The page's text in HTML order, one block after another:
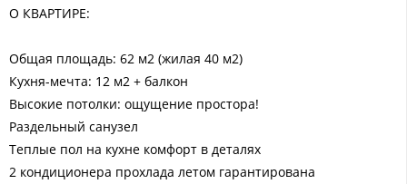
О КВАРТИРЕ:
Общая площадь: 62 м2 (жилая 40 м2)
Кухня-мечта: 12 м2 + балкон
Высокие потолки: ощущение простора!
Раздельный санузел
Теплые пол на кухне комфорт в деталях
2 кондиционера прохлада летом гарантирована